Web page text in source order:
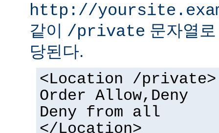
http://
같이 /private 문자열
당된다.
<Location /private>
Order Allow,Deny
Deny from all
</Location>